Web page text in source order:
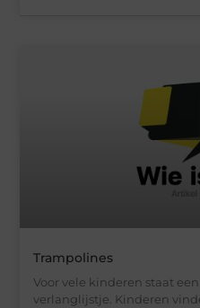
Trampolines
Voor vele kinderen staat
verlanglijstje. Kinderen